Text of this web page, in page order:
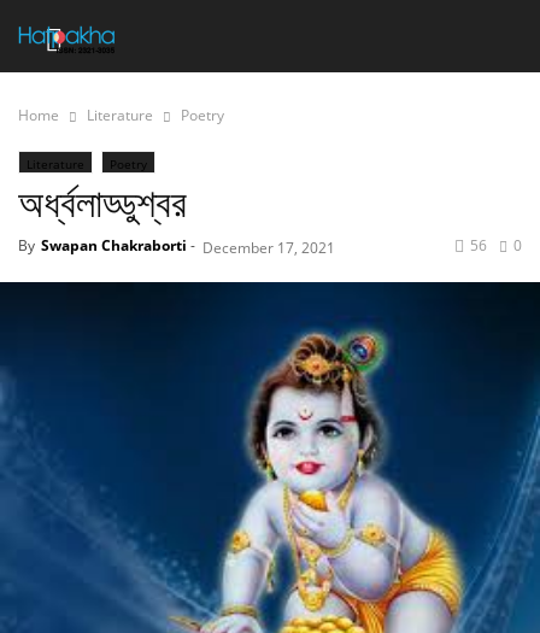
Home Literature Poetry
Literature Poetry
অর্ধ্বলাড্ডুশ্বর
By Swapan Chakraborti - December 17, 2021 0
56